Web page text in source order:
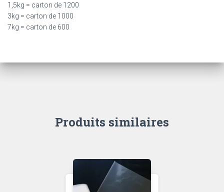
1,5kg = carton de 1200
3kg = carton de 1000
7kg = carton de 600
Produits similaires